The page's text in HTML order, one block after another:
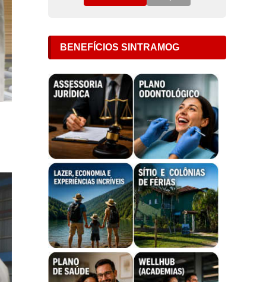
BENEFÍCIOS SINTRAMOG